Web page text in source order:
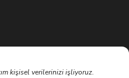
kişisel verilerinizi işliyoruz.